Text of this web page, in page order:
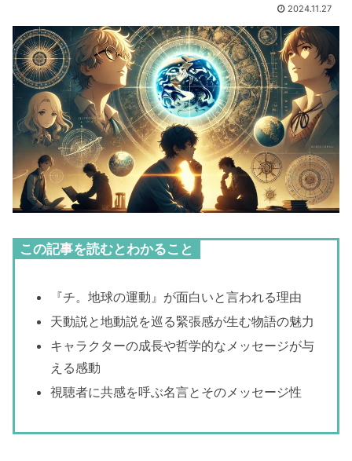
2024.11.27
この記事を読むとわかること
『チ。地球の運動』が面白いと言われる理由
天動説と地動説を巡る緊張感が生む物語の魅力
キャラクターの成長や哲学的なメッセージが与
える感動
視聴者に共感を呼ぶ名言とそのメッセージ性